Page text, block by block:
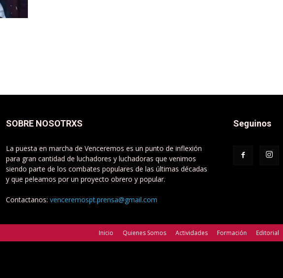
SOBRE NOSOTRXS
La puesta en marcha de Venceremos es un punto de inflexión
para gran cantidad de luchadores y luchadoras que venimos
siendo parte de los combates populares de las últimas décadas
y que peleamos por un proyecto obrero y popular.
Contactanos: venceremospt.prensa@gmail.com
Seguinos
Inicio Quienes Somos Actividades Formación Editorial